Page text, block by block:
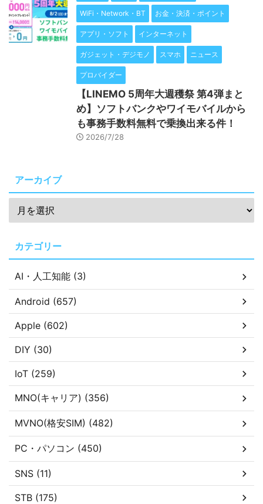
WiFi・Network・BT お金・決済・ポイント
アプリ・ソフト インターネット
ガジェット・デジモノ スマホ ニュース
プロバイダー
【LINEMO 5周年大週穫祭 第4弾まと
め】ソフトバンクやワイモバイルから
も事務手数料無料で乗換出来る件！
2026/7/28
アーカイブ
カテゴリー
AI・人工知能 (3)
Android (657)
Apple (602)
DIY (30)
IoT (259)
MNO(キャリア) (356)
MVNO(格安SIM) (482)
PC・パソコン (450)
SNS (11)
STB (175)